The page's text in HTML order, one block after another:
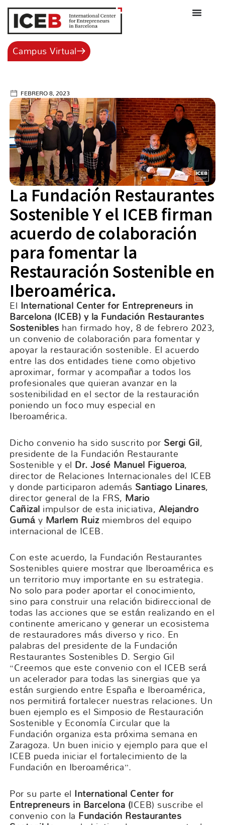
contenido
Campus Virtual
FEBRERO 8, 2023
La Fundación Restaurantes
Sostenible Y el ICEB firman
acuerdo de colaboración
para fomentar la
Restauración Sostenible en
Iberoamérica.
El International Center for Entrepreneurs in
Barcelona (ICEB) y la Fundación Restaurantes
Sostenibles han firmado hoy, 8 de febrero 2023,
un convenio de colaboración para fomentar y
apoyar la restauración sostenible. El acuerdo
entre las dos entidades tiene como objetivo
aproximar, formar y acompañar a todos los
profesionales que quieran avanzar en la
sostenibilidad en el sector de la restauración
poniendo un foco muy especial en
Iberoamérica.
Dicho convenio ha sido suscrito por Sergi Gil,
presidente de la Fundación Restaurante
Sostenible y el Dr. José Manuel Figueroa,
director de Relaciones Internacionales del ICEB
y donde participaron además Santiago Linares,
director general de la FRS, Mario
Cañizal impulsor de esta iniciativa, Alejandro
Gumáy Marlem Ruizmiembros del equipo
internacional de ICEB.
Con este acuerdo, la Fundación Restaurantes
Sostenibles quiere mostrar que Iberoamérica es
un territorio muy importante en su estrategia.
No solo para poder aportar el conocimiento,
sino para construir una relación bidireccional de
todas las acciones que se están realizando en el
continente americano y generar un ecosistema
de restauradores más diverso y rico. En
palabras del presidente de la Fundación
Restaurantes Sostenibles D. Sergio Gil
“Creemos que este convenio con el ICEB será
un acelerador para todas las sinergias que ya
están surgiendo entre España e Iberoamérica,
nos permitirá fortalecer nuestras relaciones. Un
buen ejemplo es el Simposio de Restauración
Sostenible y Economía Circular que la
Fundación organiza esta próxima semana en
Zaragoza. Un buen inicio y ejemplo para que el
ICEB pueda iniciar el fortalecimiento de la
Fundación en Iberoamérica”.
Por su parte el International Center for
Entrepreneurs in Barcelona (ICEB) suscribe el
convenio con la Fundación Restaurantes